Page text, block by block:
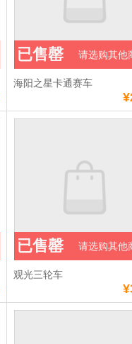
海阳之星卡通赛车
已售罄 请选购其他
观光三轮车
已售罄 请选购其他